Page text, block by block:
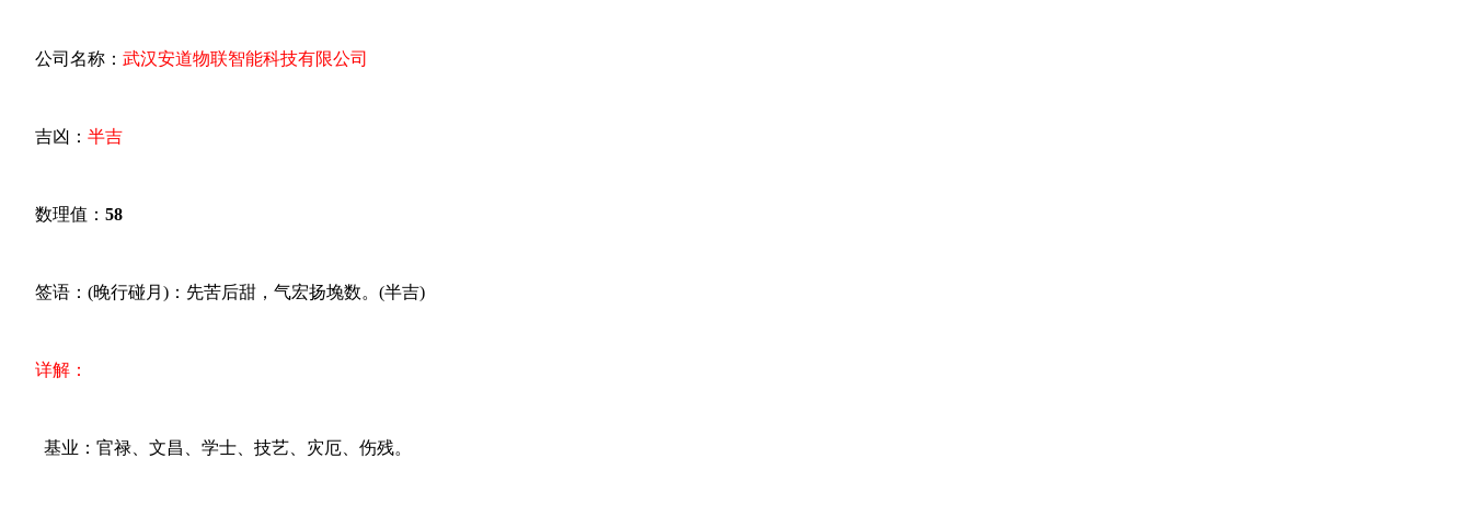
公司名称： 武汉安道物联智能科技有限公司
吉凶： 半吉
数理值： 58
签语：(晚行碰月)：先苦后甜，气宏扬堍数。(半吉)
详解：
基业：官禄、文昌、学士、技艺、灾厄、伤残。